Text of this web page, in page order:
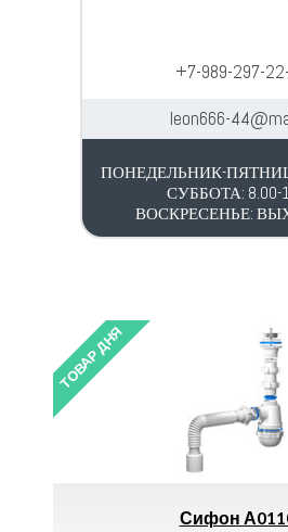
+7-989-297-
leon666-
ПОНЕДЕЛЬНИК-
СУББОТА: 8.00-
ВОСКРЕСЕНЬЕ:
ДНЯ
Сифон А0110 *